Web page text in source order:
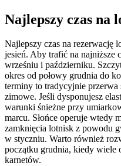
Najlepszy czas na
Najlepszy czas na rezerwację
jesień. Aby trafić na najniższe
wrześniu i październiku.
okres od połowy grudnia do
terminy to tradycyjnie
zimowe. Jeśli dysponujesz
warunki śnieżne przy
marcu. Słońce operuje wtedy
zamknięcia lotnisk z powodu
w styczniu. Warto również
początku grudnia, kiedy wiele
karnetów.